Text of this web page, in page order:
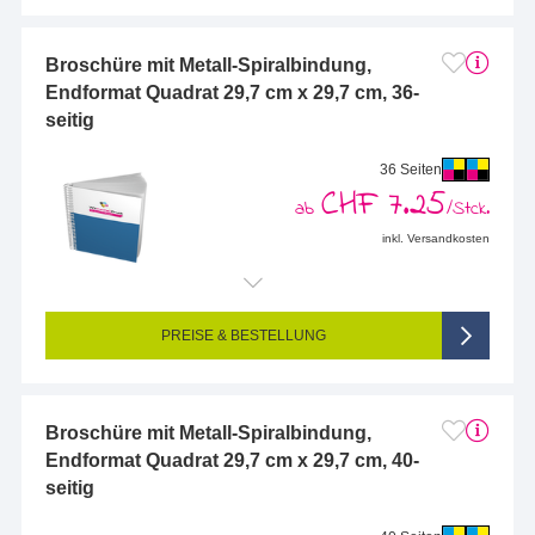
Broschüre mit Metall-Spiralbindung,
Endformat Quadrat 29,7 cm x 29,7 cm, 36-
seitig
36 Seiten
ab CHF 7.25/Stck.
inkl. Versandkosten
Endformat (bedruckte Fläche): 297 x 297 mm
Seitigkeit: 36-seitig (Vorderseite und Rückseite bedruckt)
4/4-farbig CMYK (vollfarbig bedruckt)
PREISE & BESTELLUNG
Broschüre mit Metall-Spiralbindung,
Endformat Quadrat 29,7 cm x 29,7 cm, 40-
seitig